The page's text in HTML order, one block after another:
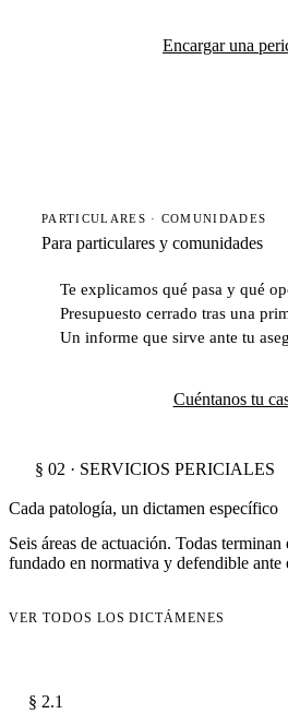
Encargar una
PARTICULARES · COMUNIDADES
Para particulares y comunidades
Te explicamos qué pasa y qué
Presupuesto cerrado tras una
Un informe que sirve ante tu
Cuéntanos tu
§ 02 · SERVICIOS PERICIALES
Cada patología, un dictamen específico
Seis áreas de actuación. Todas
fundado en normativa y defendible ante
VER TODOS LOS DICTÁMENES
§ 2.1